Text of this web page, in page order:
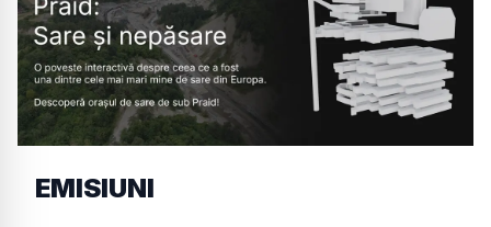
EMISIUNI